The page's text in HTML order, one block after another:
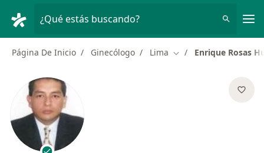
¿Qué estás buscando?
Página De Inicio Ginecólogo Lima Cambiar de ciudad
Enrique Rosas